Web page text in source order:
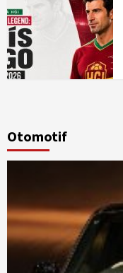
Otomotif